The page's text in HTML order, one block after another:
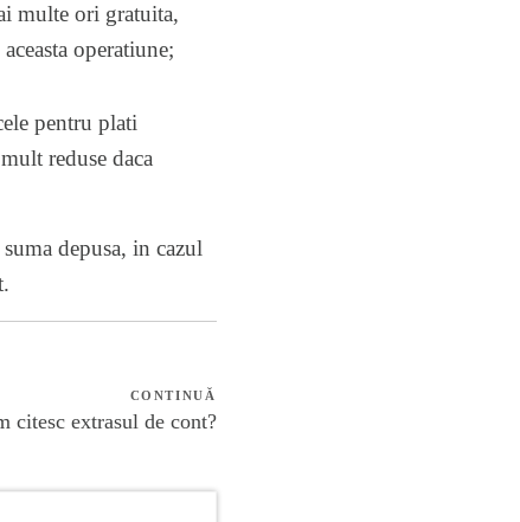
multe ori gratuita,
operatiune;
pentru plati
reduse daca
depusa, in cazul
CONTINUĂ
citesc extrasul de cont?